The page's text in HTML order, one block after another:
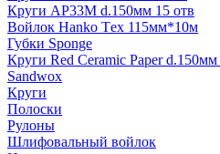
Круги AP33M d.150мм 15 отв
Войлок Hanko Tех 115мм*10м
Губки Sponge
Круги Red Ceramic Paper d.150мм
Sandwox
Круги
Полоски
Рулоны
Шлифовальный войлок